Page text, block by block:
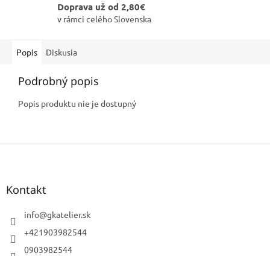
Doprava už od 2,80€
v rámci celého Slovenska
Popis Diskusia
Podrobný popis
Popis produktu nie je dostupný
Z
Kontakt
info@gkatelier.sk
+421903982544
0903982544